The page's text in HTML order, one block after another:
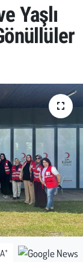
Yaşlı
A+